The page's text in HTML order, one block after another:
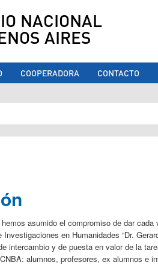
NACIONAL
AIRES
COOPERADORA CONTACTO
aquí
asumido el compromiso de dar cada
en Humanidades “Dr.
intercambio y de puesta en valor de la
alumnos, profesores, ex alumnos e